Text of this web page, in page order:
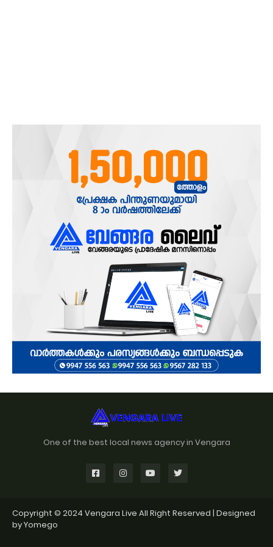
One of the best local news agency in Vengara
Copyright © 2024 Vengara Live All Right Reserved | Designed
byYomego